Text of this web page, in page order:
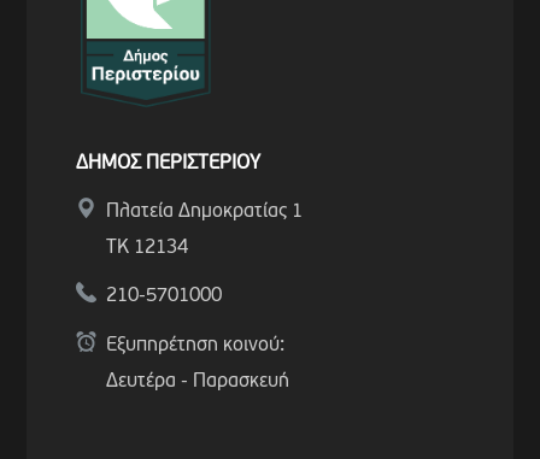
ΔΗΜΟΣ ΠΕΡΙΣΤΕΡΙΟΥ
Πλατεία Δημοκρατίας 1
ΤΚ 12134
210-5701000
Εξυπηρέτηση κοινού:
Δευτέρα - Παρασκευή